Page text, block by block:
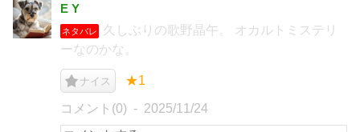
E Y
ネタバレ
久しぶりの歌野晶午。 オカルトミステリ
ーなのかな。
ナイス ★1
コメント(0) 2025/11/24